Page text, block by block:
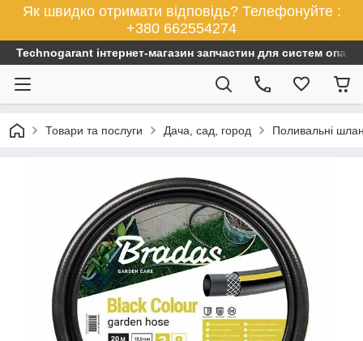
Як швидко отримати відповідь? Телефонуйте :
+380 662554274
Technogarant інтернет-магазин запчастин для систем
Товари та послуги Дача, сад, город Поливальні